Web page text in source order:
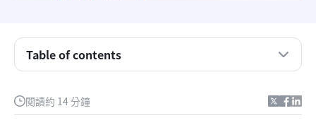
閱讀約 14 分鐘
Table of contents
Jotform 提供的功能
Jotform 各層級的定價方案比較
Jotform 價格中需要考慮的隱藏成本
與 Jotform 工作流程的協作挑戰